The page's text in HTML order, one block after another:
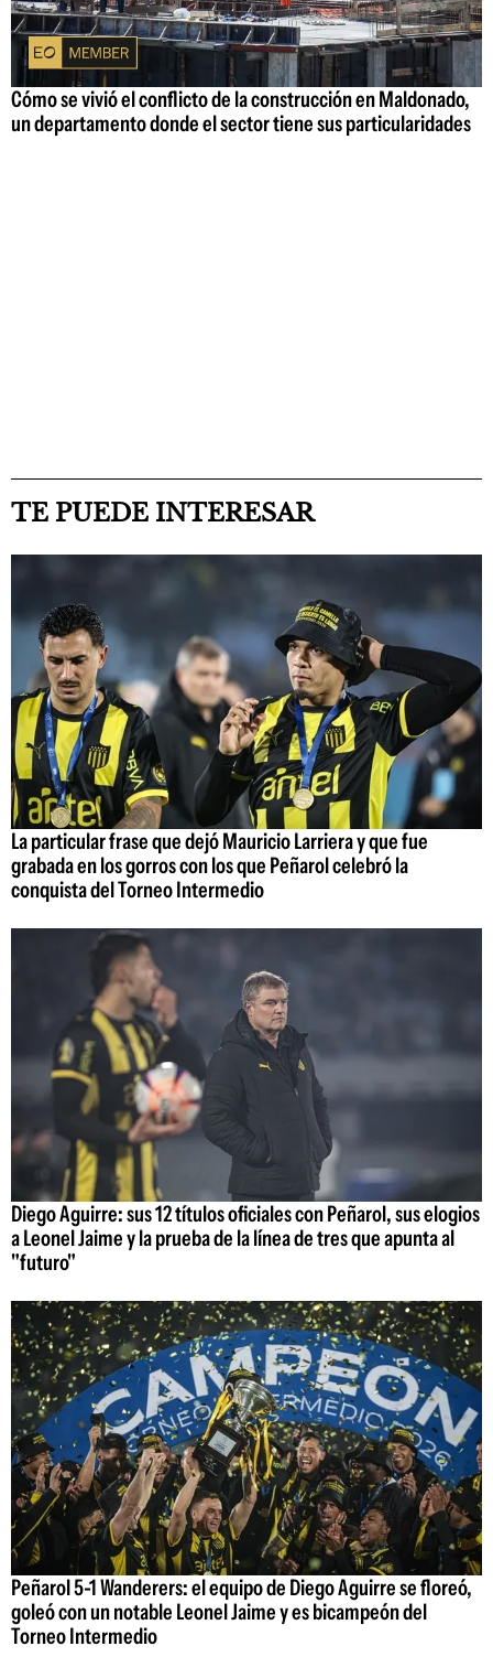
Cómo se vivió el conflicto de la construcción en Maldonado,
un departamento donde el sector tiene sus particularidades
TE PUEDE INTERESAR
La particular frase que dejó Mauricio Larriera y que fue
grabada en los gorros con los que Peñarol celebró la
conquista del Torneo Intermedio
Diego Aguirre: sus 12 títulos oficiales con Peñarol, sus elogios
a Leonel Jaime y la prueba de la línea de tres que apunta al
"futuro"
Peñarol 5-1 Wanderers: el equipo de Diego Aguirre se floreó,
goleó con un notable Leonel Jaime y es bicampeón del
Torneo Intermedio